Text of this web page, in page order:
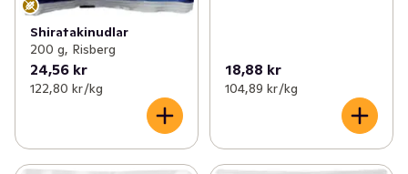
Shiratakinudlar
200 g, Risberg
24,56 kr
122,80 kr /kg
18,88 kr
104,89 kr /kg